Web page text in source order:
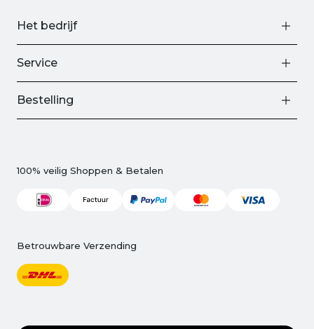
Het bedrijf
Service
Bestelling
100% veilig Shoppen & Betalen
Betrouwbare Verzending